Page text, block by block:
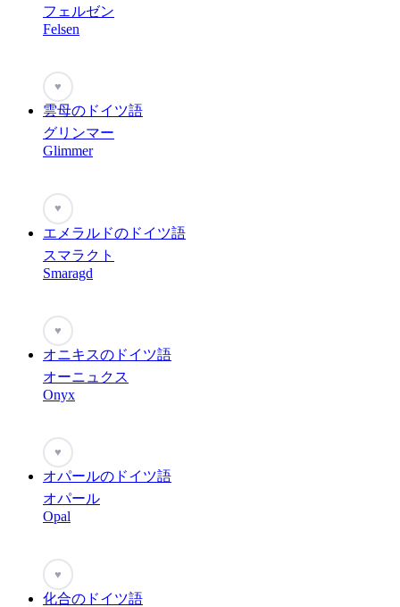
フェルゼン
Felsen
♥
雲母のドイツ語
グリンマー
Glimmer
♥
エメラルドのドイツ語
スマラクト
Smaragd
♥
オニキスのドイツ語
オーニュクス
Onyx
♥
オパールのドイツ語
オパール
Opal
♥
化合のドイツ語